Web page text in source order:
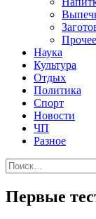
Прочее
Наука
Культура
Отдых
Политика
Спорт
Новости
ЧП
Разное
Найти:
Первые